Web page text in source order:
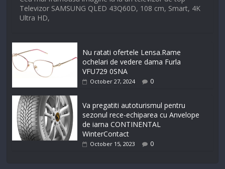
Televizor SAMSUNG QLED 43Q60D, 108 cm, Smart, 4K
Ultra HD,
Nu ratati ofertele Lensa.Rame
ochelari de vedere dama Furla
VFU729 0SNA
October 27, 2024 0
Va pregatiti autoturismul pentru
sezonul rece-echiparea cu Anvelope
de iarna CONTINENTAL
WinterContact
October 15, 2023 0